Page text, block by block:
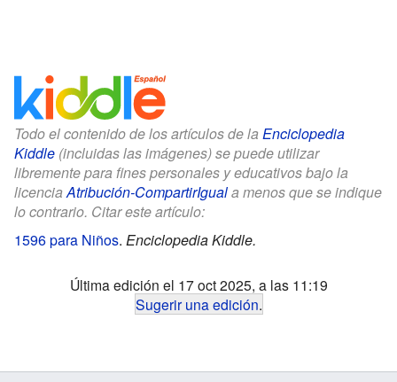
Todo el contenido de los artículos de la Enciclopedia
Kiddle (incluidas las imágenes) se puede utilizar
libremente para fines personales y educativos bajo la
licenciaAtribución-CompartirIguala menos que se indique
lo contrario. Citar este artículo:
1596 para Niños. Enciclopedia Kiddle.
Última edición el 17 oct 2025, a las 11:19
Sugerir una edición.